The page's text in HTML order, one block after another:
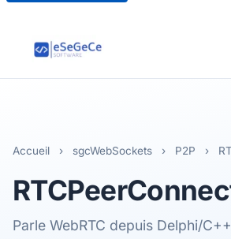
Accueil › sgcWebSockets › P2P ›
Parle WebRTC depuis Delphi/